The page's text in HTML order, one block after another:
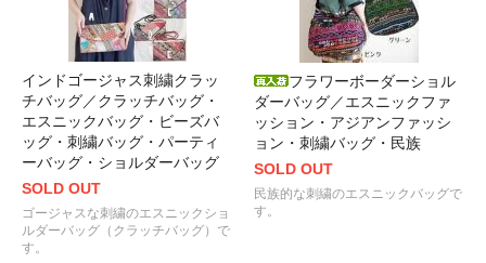
インドゴージャス刺繍クラッ
チバッグ／クラッチバッグ・
エスニックバッグ・ビーズバ
ッグ・刺繍バッグ・パーティ
ーバッグ・ショルダーバッグ
SOLD OUT
ゴージャスな刺繍のエスニックショ
ルダーバッグ（クラッチバッグ）で
す。
フラワーボーダーショル
ダーバッグ／エスニックファ
ッション・アジアンファッシ
ョン・刺繍バッグ・民族
SOLD OUT
民族的な刺繍のエスニックバッグで
す。